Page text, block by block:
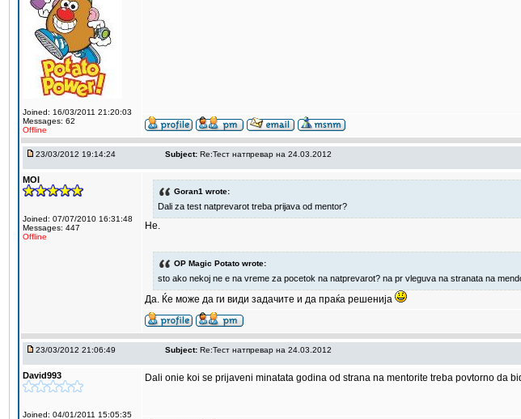
Joined: 16/03/2011 21:20:03
Messages: 62
Offline
23/03/2012 19:14:24 Subject: Re:Тест натпревар на 24.03.2012
MOI
Joined: 07/07/2010 16:31:48
Messages: 447
Offline
Goran1 wrote:
Dali za test natprevarot treba prijava od mentor?
Не.
OP Magic Potato wrote:
sto ako nekoj ne e na vreme za pocetok na natprevarot? na pr vleguva na stranata na
Да. Ќе може да ги види задачите и да праќа решенија
23/03/2012 21:06:49 Subject: Re:Тест натпревар на 24.03.2012
David993
Joined: 04/01/2011 15:05:35
Dali onie koi se prijaveni minatata godina od strana na mentorite treba povtorno da